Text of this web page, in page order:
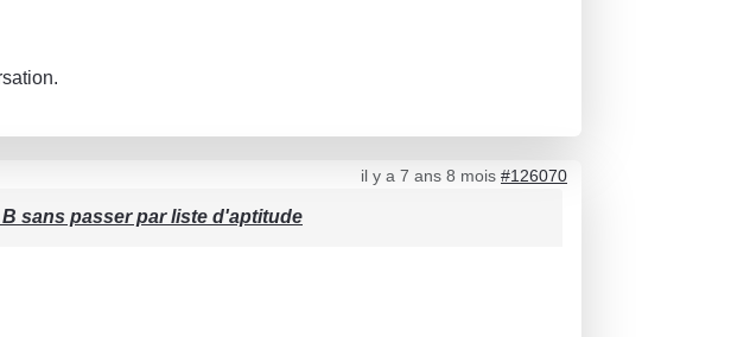
il y a 7 ans 8 mois #126070
sans passer par liste d'aptitude